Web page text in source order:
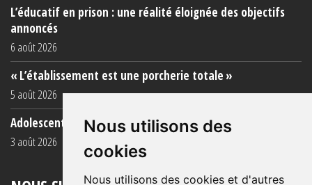
Nous utilisons des
cookies
Nous utilisons des cookies et d'autres
L’éducatif en prison : une réalité éloignée des objectifs
annoncés
6 août 2026
« L’établissement est une porcherie totale »
5 août 2026
Adolescent·es incarcéré·es : une faillite collective
3 août 2026